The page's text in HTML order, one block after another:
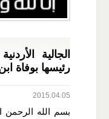
الجالية
رئيسها بوفاة
2015.04.05
بسم الله الرحمن